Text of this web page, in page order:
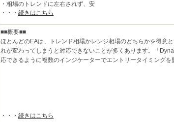
・相場のトレンドに左右されず、安
・・・ 続きはこちら
■■概要■■
ほとんどのEAは、トレンド相場かレンジ相場のどちらかを得意
れが変わってしまうと対応できないことが多くあります。「
応できるように複数のインジケーターでエントリータイミングを
・・・ 続きはこちら